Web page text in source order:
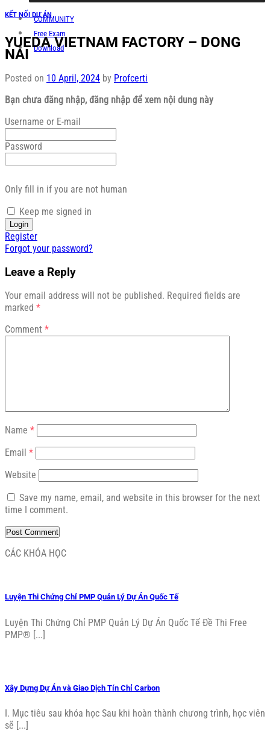
COMMUNITY
Free Exam
Download
KẾT NỐI DỰ ÁN
YUEDA VIETNAM FACTORY – DONG
NAI
Posted on 10 April, 2024 by Profcerti
Bạn chưa đăng nhập, đăng nhập để xem nội dung này
Username or E-mail
Password
Only fill in if you are not human
Keep me signed in
Register
Forgot your password?
Leave a Reply
Your email address will not be published. Required fields are
marked *
Comment *
Name *
Email *
Website
Save my name, email, and website in this browser for the next
time I comment.
CÁC KHÓA HỌC
Luyện Thi Chứng Chỉ PMP Quản Lý Dự Án Quốc Tế
Luyện Thi Chứng Chỉ PMP Quản Lý Dự Án Quốc Tế Đề Thi Free
PMP® [...]
Xây Dựng Dự Án và Giao Dịch Tín Chỉ Carbon
I. Mục tiêu sau khóa học Sau khi hoàn thành chương trình, học viên
sẽ [...]